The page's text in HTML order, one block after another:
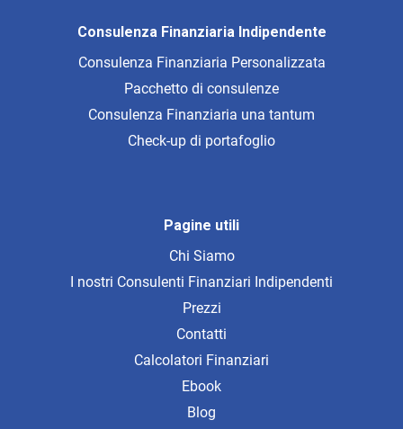
Pagine utili
Chi Siamo
I nostri Consulenti Finanziari Indipendenti
Prezzi
Contatti
Calcolatori Finanziari
Ebook
Blog
Consulenza Finanziaria Indipendente
Consulenza Finanziaria Personalizzata
Pacchetto di consulenze
Consulenza Finanziaria una tantum
Check-up di portafoglio